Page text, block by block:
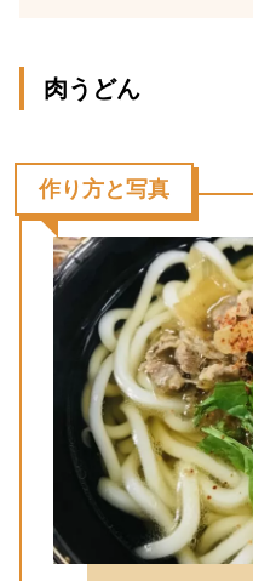
肉うどん
作り方と写真